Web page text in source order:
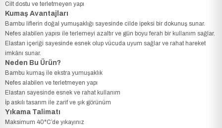
Cilt dostu ve terletmeyen yapı
Kumaş Avantajları
Bambu liflerin doğal yumuşaklığı sayesinde cilde ipeksi bir dokunuş sunar.
Nefes alabilen yapısı ile terlemeyi azaltır ve gün boyu ferah bir kullanım sağlar.
Elastan içeriği sayesinde esnek olup vücuda uyum sağlar ve rahat hareket
imkânı sunar.
Neden Bu Ürün?
Bambu kumaş ile ekstra yumuşaklık
Nefes alabilen ve terletmeyen yapı
Elastan sayesinde esnek ve rahat kullanım
İp askılı tasarım ile zarif ve şık görünüm
Yıkama Talimatı
Maksimum 40°C’de yıkayınız